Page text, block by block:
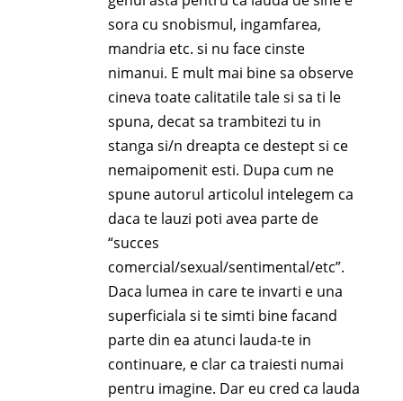
sora cu snobismul, ingamfarea,
mandria etc. si nu face cinste
nimanui. E mult mai bine sa observe
cineva toate calitatile tale si sa ti le
spuna, decat sa trambitezi tu in
stanga si/n dreapta ce destept si ce
nemaipomenit esti. Dupa cum ne
spune autorul articolul intelegem ca
daca te lauzi poti avea parte de
“succes
comercial/sexual/sentimental/etc”.
Daca lumea in care te invarti e una
superficiala si te simti bine facand
parte din ea atunci lauda-te in
continuare, e clar ca traiesti numai
pentru imagine. Dar eu cred ca lauda